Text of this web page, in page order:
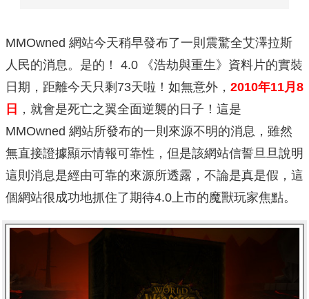
MMOwned 網站今天稍早發布了一則震驚全艾澤拉斯
人民的消息。是的！ 4.0 《浩劫與重生》資料片的實裝
日期，距離今天只剩73天啦！如無意外， 2010年11月8
日 ，就會是死亡之翼全面逆襲的日子！這是
MMOwned 網站所發布的一則來源不明的消息，雖然
無直接證據顯示情報可靠性，但是該網站信誓旦旦說明
這則消息是經由可靠的來源所透露，不論是真是假，這
個網站很成功地抓住了期待4.0上市的魔獸玩家焦點。